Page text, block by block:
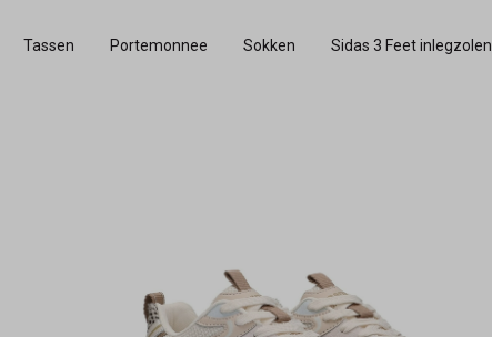
Tassen Portemonnee Sokken Sidas 3 Feet inlegzolen